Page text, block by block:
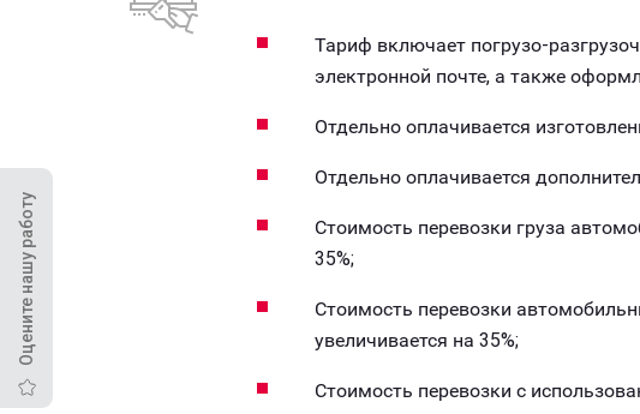
Оцените нашу работу
Тариф включает погрузо-
электронной почте, а также
Отдельно оплачивается
Отдельно оплачивается
Стоимость перевозки груза
35%;
Стоимость перевозки
увеличивается на 35%;
Стоимость перевозки с